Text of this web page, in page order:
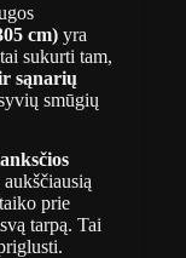
cm) yra
sukurti tam,
sąnarių
smūgių
prie
tarpą. Tai